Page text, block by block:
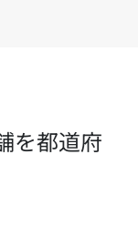
を都道府